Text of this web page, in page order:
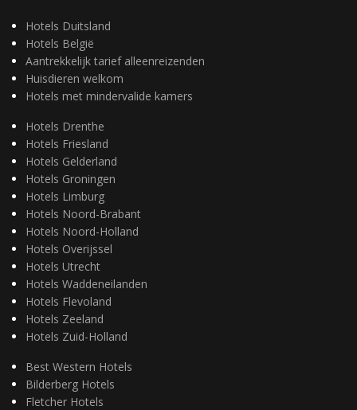
Hotels Duitsland
Hotels België
Aantrekkelijk tarief alleenreizenden
Huisdieren welkom
Hotels met mindervalide kamers
Hotels Drenthe
Hotels Friesland
Hotels Gelderland
Hotels Groningen
Hotels Limburg
Hotels Noord-Brabant
Hotels Noord-Holland
Hotels Overijssel
Hotels Utrecht
Hotels Waddeneilanden
Hotels Flevoland
Hotels Zeeland
Hotels Zuid-Holland
Best Western Hotels
Bilderberg Hotels
Fletcher Hotels